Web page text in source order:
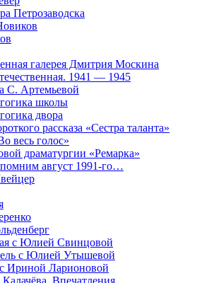
Петрозаводска
галерея Дмитрия Москина
1941 — 1945
С. Артемьевой
школы
двора
рассказа «Сестра таланта»
весь голос»
драматургии «Ремарка»
август 1991-го…
с Юлией Свинцовой
с Юлией Утышевой
Ириной Ларионовой